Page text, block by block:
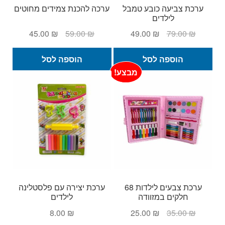
ערכת צביעה כובע טמבל
לילדים
79.00₪
המחיר
המקורי
היה:
79.00 ₪.
49.00 ₪
המחיר
הנוכחי
49.00 ₪.
הוספה לסל
ערכה להכנת צמידים מחוטים
59.00₪
המחיר
המקורי
היה:
59.00 ₪.
45.00 ₪
המחיר
הנוכחי
45.00 ₪.
הוספה לסל
ערכת צבעים לילדות 68
חלקים במזוודה
מבצע!
35.00₪
המחיר25.00 ₪
המחיר
ערכת יצירה עם פלסטלינה
לילדים
8.00 ₪